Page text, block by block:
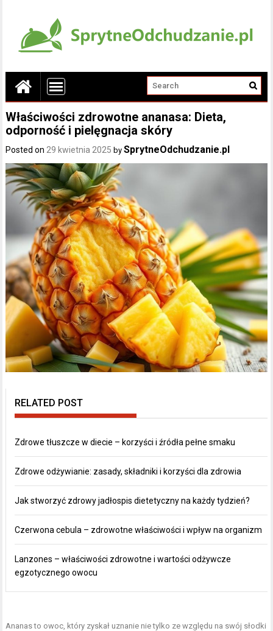
Właściwości zdrowotne ananasa: Dieta,
odporność i pielęgnacja skóry
Posted on 29 kwietnia 2025 bySprytneOdchudzanie.pl
RELATED POST
Zdrowe tłuszcze w diecie – korzyści i źródła pełne smaku
Zdrowe odżywianie: zasady, składniki i korzyści dla zdrowia
Jak stworzyć zdrowy jadłospis dietetyczny na każdy tydzień?
Czerwona cebula – zdrowotne właściwości i wpływ na organizm
Lanzones – właściwości zdrowotne i wartości odżywcze
egzotycznego owocu
Ananas to owoc, który zyskał uznanie nie tylko ze względu na swój słodki